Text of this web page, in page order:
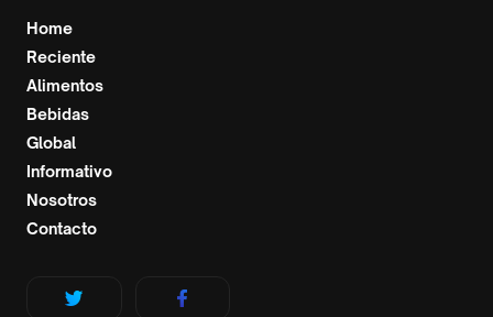
Home
Reciente
Alimentos
Bebidas
Global
Informativo
Nosotros
Contacto